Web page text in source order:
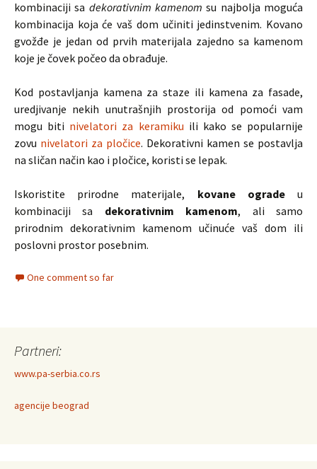
kombinaciji sa dekorativnim kamenom su najbolja moguća
kombinacija koja će vaš dom učiniti jedinstvenim. Kovano
gvožđe je jedan od prvih materijala zajedno sa kamenom
koje je čovek počeo da obrađuje.
Kod postavljanja kamena za staze ili kamena za fasade,
uredjivanje nekih unutrašnjih prostorija od pomoći vam
mogu biti nivelatori za keramiku ili kako se popularnije
zovu nivelatori za pločice. Dekorativni kamen se postavlja
na sličan način kao i pločice, koristi se lepak.
Iskoristite prirodne materijale, kovane ogradeu
kombinaciji sa dekorativnim kamenom, ali samo
prirodnim dekorativnim kamenom učinuće vaš dom ili
poslovni prostor posebnim.
One comment so far
Partneri:
www.pa-serbia.co.rs
agencije beograd